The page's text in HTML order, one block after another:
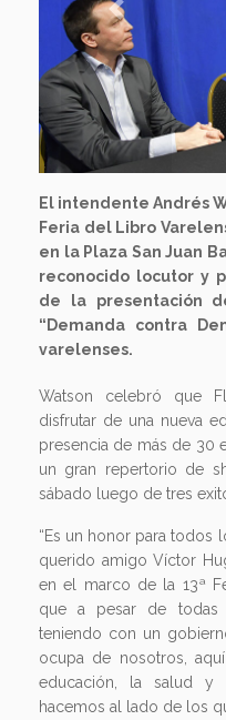
Previous
El intendente Andrés
Feria del Libro
en la Plaza San Juan
reconocido locutor y
de la presentación
“Demanda contra
varelenses.
Watson celebró que
disfrutar de una nueva
presencia de más de 30
un gran repertorio de
sábado luego de tres
“Es un honor para todos
querido amigo Víctor
en el marco de la 13ª
que a pesar de todas
teniendo con un
ocupa de nosotros,
educación, la salud y
hacemos al lado de los